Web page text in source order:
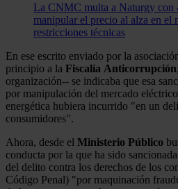
La CNMC multa a Naturgy con
manipular el precio al alza en el
restricciones técnicas
En ese escrito enviado por la
principio a la Fiscalía Anticorrupción
organización-- se indicaba que esa
por manipulación del mercado
energética hubiera incurrido "en un
consumidores".
Ahora, desde el Ministerio Público
conducta por la que ha sido
del delito contra los derechos de los
Código Penal) "por maquinación